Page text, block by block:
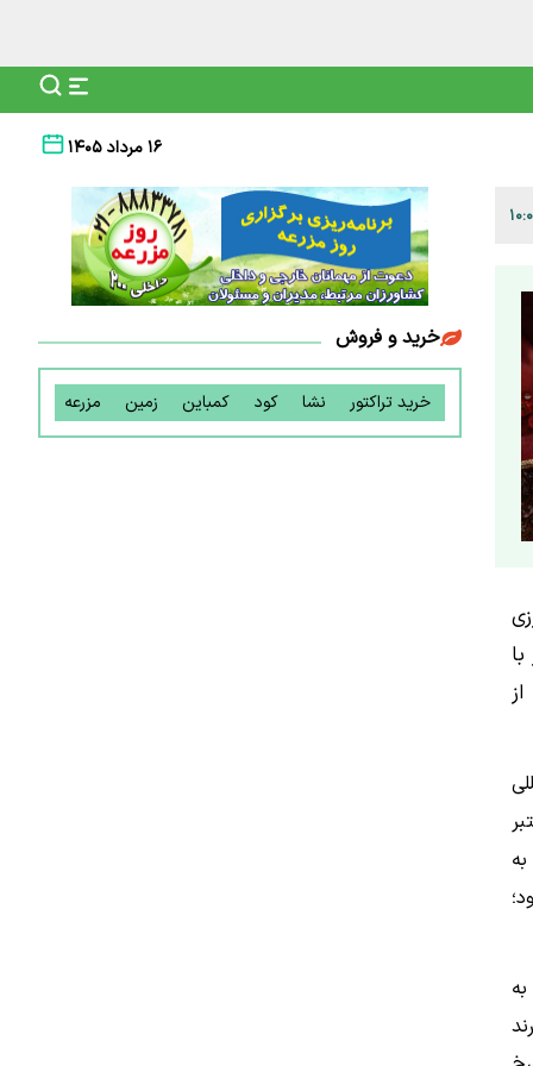
۱۶ مرداد ۱۴۰۵
خرید و فروش
خرید تراکتور نشا کود کمباین زمین مزرعه